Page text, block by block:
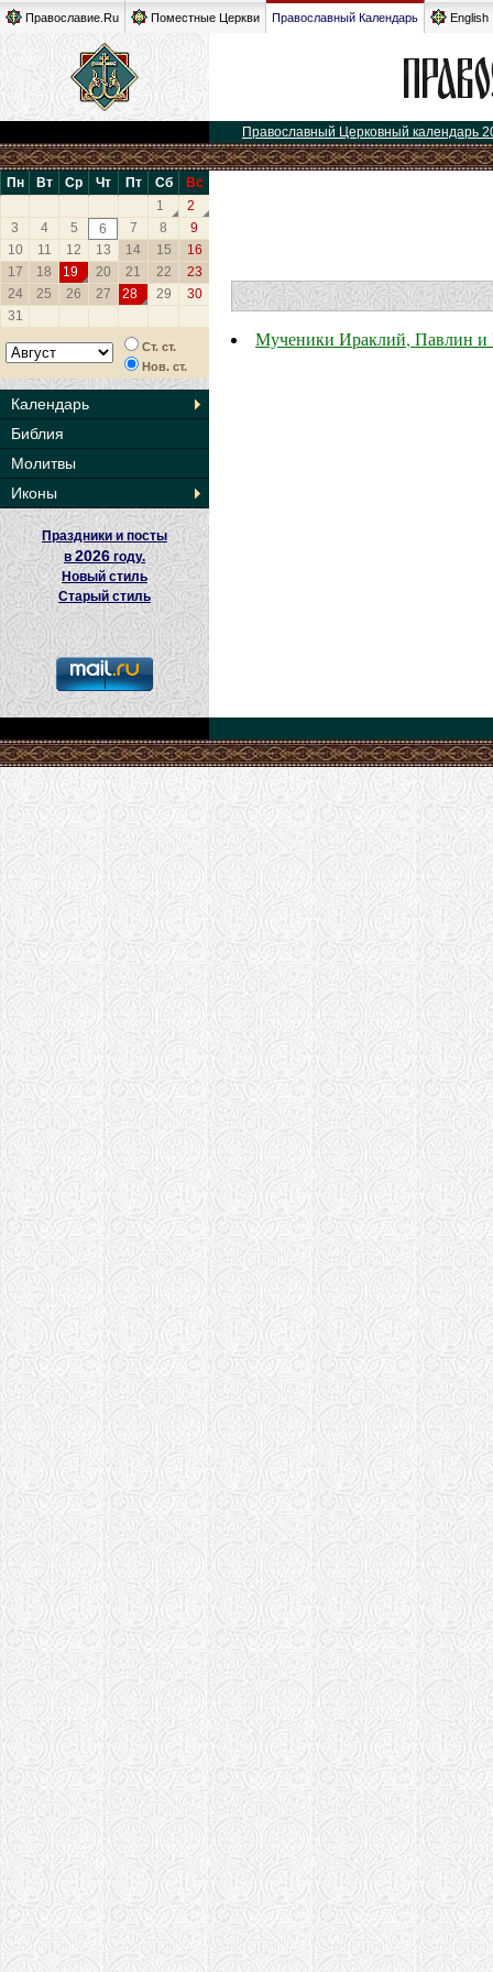
Православие.Ru Поместные Церкви Православный Календарь English
Православный Церковный календарь
Пн Вт Ср Чт Пт Сб
Вс
1
2
3
4 5 6 7 8
9
10
11 12 13 14 15
16
17
18 19 20 21 22
23
24
25 26 27 28 29
30
31
Ст. ст.
Нов. ст.
Календарь
Библия
Молитвы
Иконы
Праздники и посты
в2026 году.
Новый стиль
Старый стиль
Мученики Ираклий, Павлин и